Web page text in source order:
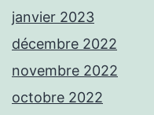
janvier 2023
décembre 2022
novembre 2022
octobre 2022